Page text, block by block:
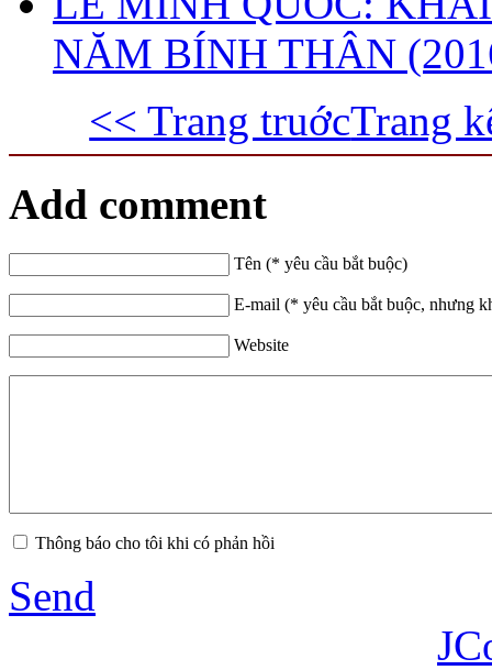
NĂM BÍNH THÂN
<< Trang truớcTrang
Add comment
Tên (* yêu cầu bắt buộc)
E-mail (* yêu cầu bắt buộc, nhưng
Website
Thông báo cho tôi khi có phản hồi
Send